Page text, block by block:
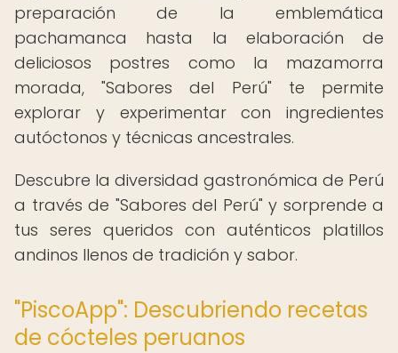
preparación de la emblemática
pachamanca hasta la elaboración de
deliciosos postres como la mazamorra
morada, "Sabores del Perú" te permite
explorar y experimentar con ingredientes
autóctonos y técnicas ancestrales.
Descubre la diversidad gastronómica de Perú
a través de "Sabores del Perú" y sorprende a
tus seres queridos con auténticos platillos
andinos llenos de tradición y sabor.
"PiscoApp": Descubriendo recetas
de cócteles peruanos